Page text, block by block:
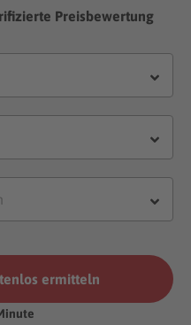
Preisbewertung
ermitteln